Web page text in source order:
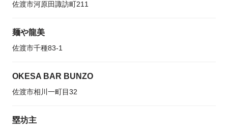
佐渡市河原田諏訪町211
麺や龍美
佐渡市千種83-1
OKESA BAR BUNZO
佐渡市相川一町目32
塁坊主